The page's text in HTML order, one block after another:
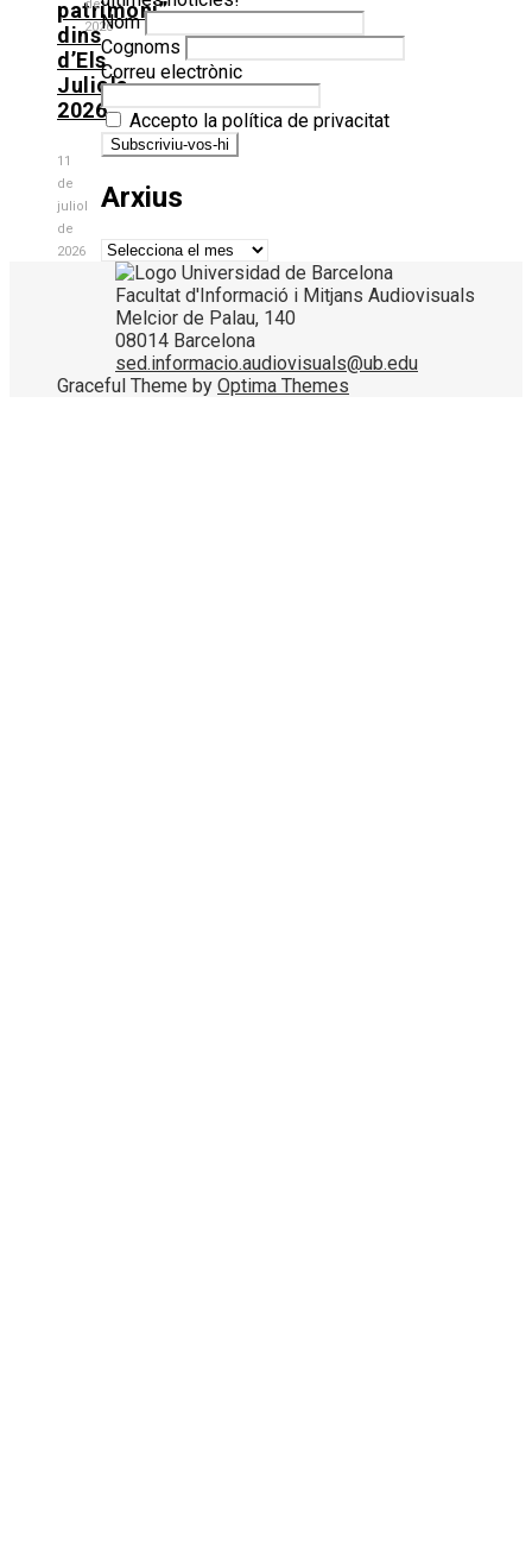
patrimoni”
dins
d’Els
Juliols
2026
11
de
juliol
de
2026
de
2026Nom
Cognoms
Correu electrònic
Accepto la política de privacitat
Arxius
Arxius
Facultat d'Informació i Mitjans Audiovisuals
Melcior de Palau, 140
08014 Barcelona
sed.informacio.audiovisuals@ub.edu
Graceful Theme by Optima Themes